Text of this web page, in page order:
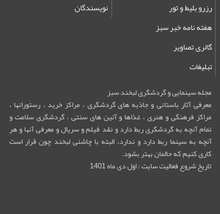
رزرو بلیط و تور
هفته نامه خبر سبز
گالری تصاویر
تبلیغات
نویسندگان
مجله سینمایی و گردشگری لبخند سبز
معرفی آثار باستانی و جاذبه های گردشگری ، مراکز خرید ، رستورانها ،
مراکز فرهنگی و هنری ، غذاها و آئین های سنتی ، گردشگری سلامت و
تمام آنچه به گردشگری ربط دارد و نقد فیلم و سریال و معرفی آنها و هر
آنچه به سینما ربط دارد و ندارد، البته با چاشنی لبخند چون قرار است
کاری کنیم که حالمان بهتر بشود.
تاریخ شروع فعالیت سایت : اول دی ماه 1401